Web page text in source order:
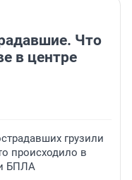
Что
в центре
грузили
происходило в
БПЛА